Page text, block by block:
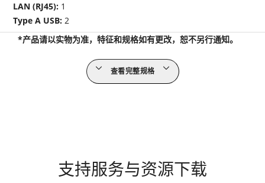
LAN (RJ45): 1
Type A USB:2
*产品请以实物为准，特征和规格如有更改，恕不另行通知。
查看完整规格
支持服务与资源下载